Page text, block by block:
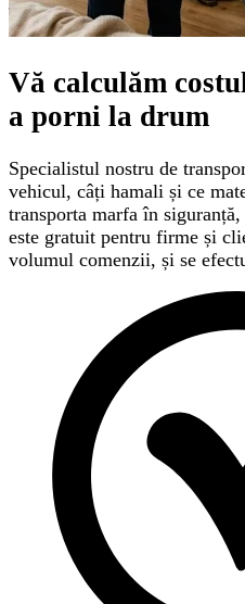
Vă calculăm
a porni la drum
Specialistul nostru de
vehicul, câți hamali și ce
transporta marfa în
este gratuit pentru firme și
volumul comenzii, și se